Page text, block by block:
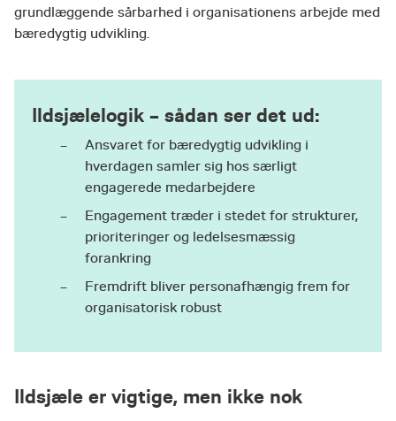
grundlæggende sårbarhed i organisationens arbejde med
bæredygtig udvikling.
Ildsjælelogik – sådan ser det ud:
Ansvaret for bæredygtig udvikling i
hverdagen samler sig hos særligt
engagerede medarbejdere
Engagement træder i stedet for strukturer,
prioriteringer og ledelsesmæssig
forankring
Fremdrift bliver personafhængig frem for
organisatorisk robust
Ildsjæle er vigtige, men ikke nok